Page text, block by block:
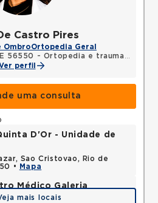
Castro Pires
OmbroOrtopedia Geral
56550 - Ortopedia e traumatologia
perfil
uma consulta
D'Or - Unidade de
Sao Cristovao, Rio de
•
Mapa
Médico Galeria
mais locais